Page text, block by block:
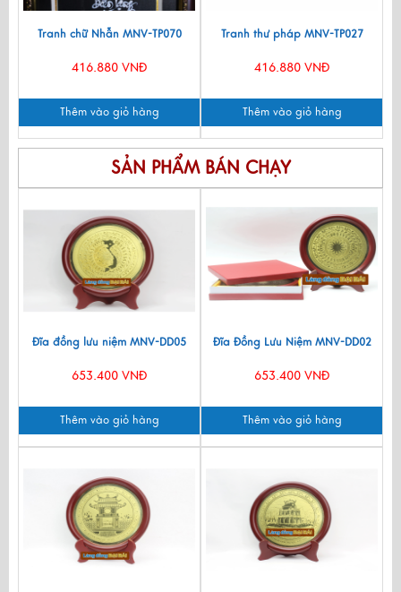
Tranh chữ Nhẫn MNV-TP070
416.880 VNĐ
Thêm vào giỏ hàng
Tranh thư pháp MNV-TP027
416.880 VNĐ
Thêm vào giỏ hàng
SẢN PHẨM BÁN CHẠY
Đĩa đồng lưu niệm MNV-DD05
653.400 VNĐ
Thêm vào giỏ hàng
Đĩa Đồng Lưu Niệm MNV-DD02
653.400 VNĐ
Thêm vào giỏ hàng